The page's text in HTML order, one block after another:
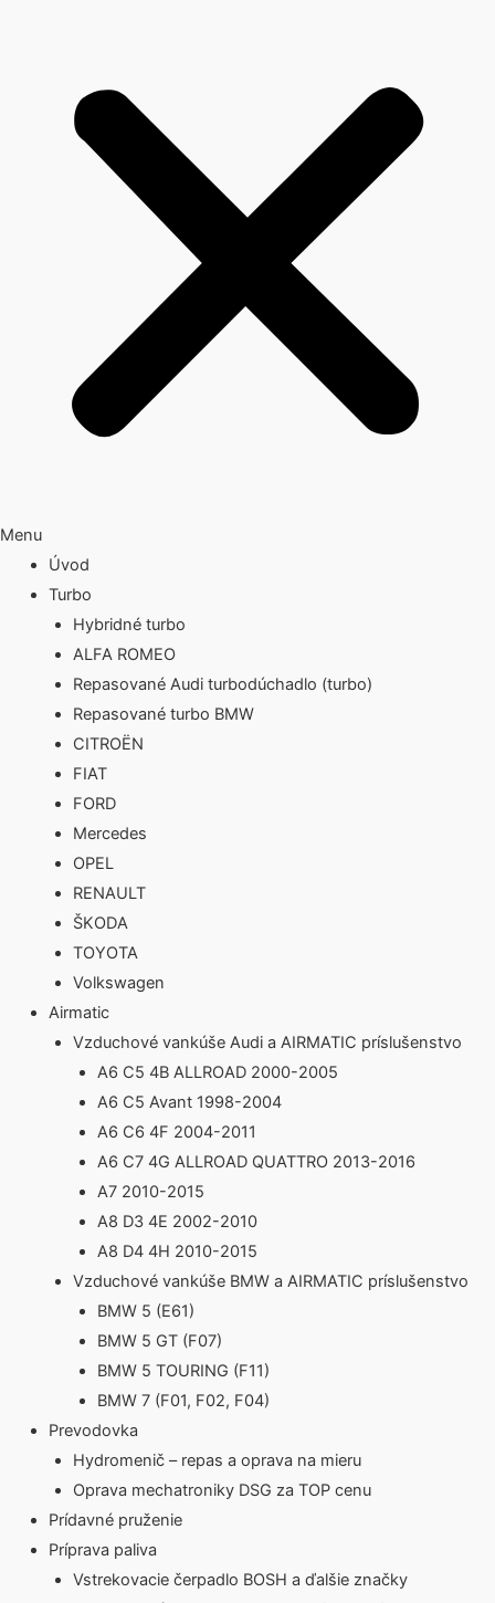
Menu
Úvod
Turbo
Hybridné turbo
ALFA ROMEO
Repasované Audi turbodúchadlo (turbo)
Repasované turbo BMW
CITROËN
FIAT
FORD
Mercedes
OPEL
RENAULT
ŠKODA
TOYOTA
Volkswagen
Airmatic
Vzduchové vankúše Audi a AIRMATIC príslušenstvo
A6 C5 4B ALLROAD 2000-2005
A6 C5 Avant 1998-2004
A6 C6 4F 2004-2011
A6 C7 4G ALLROAD QUATTRO 2013-2016
A7 2010-2015
A8 D3 4E 2002-2010
A8 D4 4H 2010-2015
Vzduchové vankúše BMW a AIRMATIC príslušenstvo
BMW 5 (E61)
BMW 5 GT (F07)
BMW 5 TOURING (F11)
BMW 7 (F01, F02, F04)
Prevodovka
Hydromenič – repas a oprava na mieru
Oprava mechatroniky DSG za TOP cenu
Prídavné pruženie
Príprava paliva
Vstrekovacie čerpadlo BOSH a ďalšie značky